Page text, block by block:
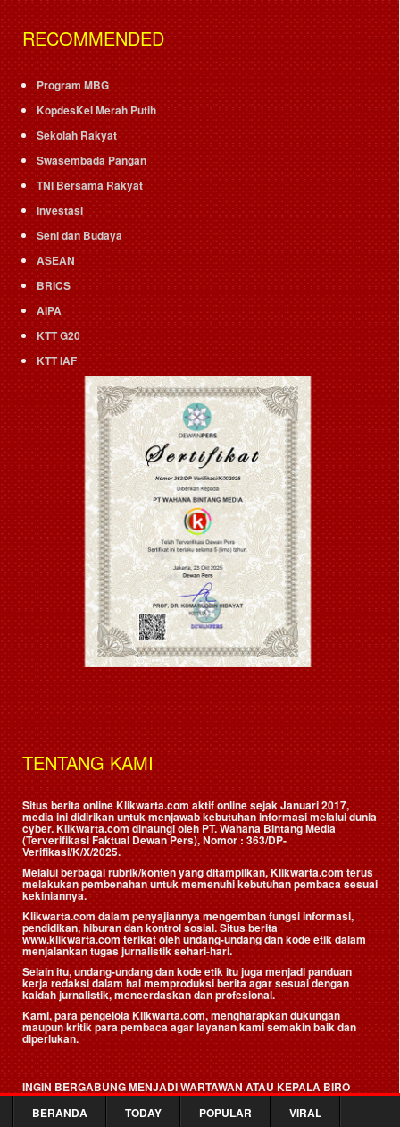
RECOMMENDED
Program MBG
KopdesKel Merah Putih
Sekolah Rakyat
Swasembada Pangan
TNI Bersama Rakyat
Investasi
Seni dan Budaya
ASEAN
BRICS
AIPA
KTT G20
KTT IAF
TENTANG KAMI
Situs berita online Klikwarta.com aktif online sejak Januari 2017,
media ini didirikan untuk menjawab kebutuhan informasi melalui dunia
cyber. Klikwarta.com dinaungi oleh PT. Wahana Bintang Media
(Terverifikasi Faktual Dewan Pers), Nomor : 363/DP-
Verifikasi/K/X/2025.
Melalui berbagai rubrik/konten yang ditampilkan, Klikwarta.com terus
melakukan pembenahan untuk memenuhi kebutuhan pembaca sesuai
kekiniannya.
Klikwarta.com dalam penyajiannya mengemban fungsi informasi,
pendidikan, hiburan dan kontrol sosial. Situs berita
www.klikwarta.com terikat oleh undang-undang dan kode etik dalam
menjalankan tugas jurnalistik sehari-hari.
Selain itu, undang-undang dan kode etik itu juga menjadi panduan
kerja redaksi dalam hal memproduksi berita agar sesuai dengan
kaidah jurnalistik, mencerdaskan dan profesional.
Kami, para pengelola Klikwarta.com, mengharapkan dukungan
maupun kritik para pembaca agar layanan kami semakin baik dan
diperlukan.
INGIN BERGABUNG MENJADI WARTAWAN ATAU KEPALA BIRO
KLIKWARTA.COM?
Hubungi sekarang:
BERANDA TODAY POPULAR VIRAL